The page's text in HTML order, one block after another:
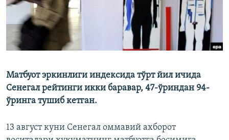
Матбуот эркинлиги индексида тўрт йил ичида
Сенегал рейтинги икки баравар, 47-ўриндан 94-
ўринга тушиб кетган.
13 август куни Сенегал оммавий ахборот